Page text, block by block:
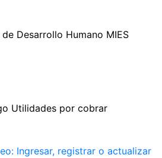
Ingresar, registrar o actualizar